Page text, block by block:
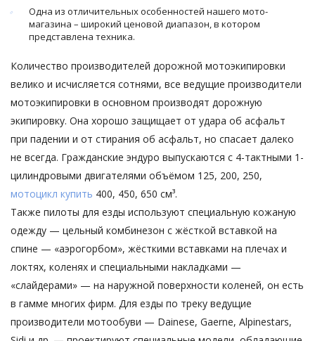
Одна из отличительных особенностей нашего мото-
магазина – широкий ценовой диапазон, в котором
представлена техника.
Количество производителей дорожной мотоэкипировки
велико и исчисляется сотнями, все ведущие производители
мотоэкипировки в основном производят дорожную
экипировку. Она хорошо защищает от удара об асфальт
при падении и от стирания об асфальт, но спасает далеко
не всегда. Гражданские эндуро выпускаются с 4-тактными 1-
цилиндровыми двигателями объёмом 125, 200, 250,
мотоцикл купить 400, 450, 650 см³.
Также пилоты для езды используют специальную кожаную
одежду — цельный комбинезон с жёсткой вставкой на
спине — «аэрогорбом», жёсткими вставками на плечах и
локтях, коленях и специальными накладками —
«слайдерами» — на наружной поверхности коленей, он есть
в гамме многих фирм. Для езды по треку ведущие
производители мотообуви — Dainese, Gaerne, Alpinestars,